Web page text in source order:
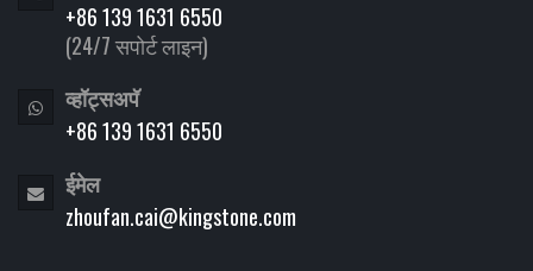
+86 139 1631 6550
(24/7 सपोर्ट लाइन)
व्हॉट्सअपॅ
+86 139 1631 6550
ईमेल
zhoufan.cai@kingstone.com